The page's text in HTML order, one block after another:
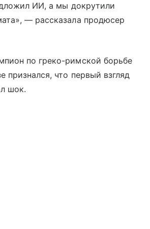
ИИ, а мы докрутили
— рассказала продюсер
по греко-римской борьбе
признался, что первый взгляд
шок.